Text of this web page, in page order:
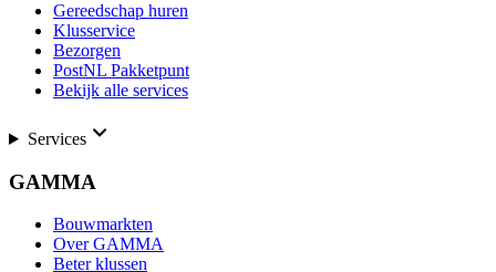
Gereedschap huren
Klusservice
Bezorgen
PostNL Pakketpunt
Bekijk alle services
Services
GAMMA
Bouwmarkten
Over GAMMA
Beter klussen